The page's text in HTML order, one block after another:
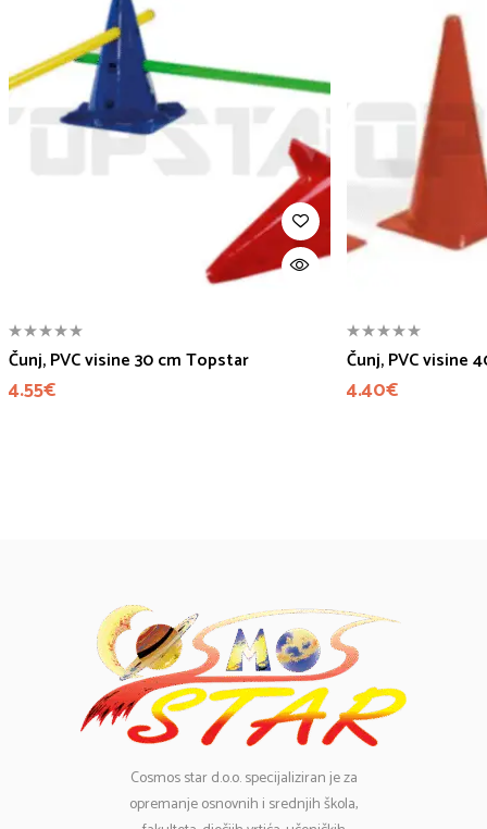
Čunj, PVC visine 30 cm Topstar
4.55€
Čunj, PVC visine
4.40€
Cosmosstar d.o.o. specijaliziran je za
opremanje osnovnih i srednjih škola,